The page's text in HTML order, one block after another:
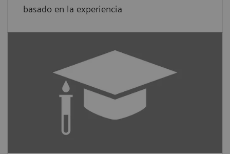
basado en la experiencia